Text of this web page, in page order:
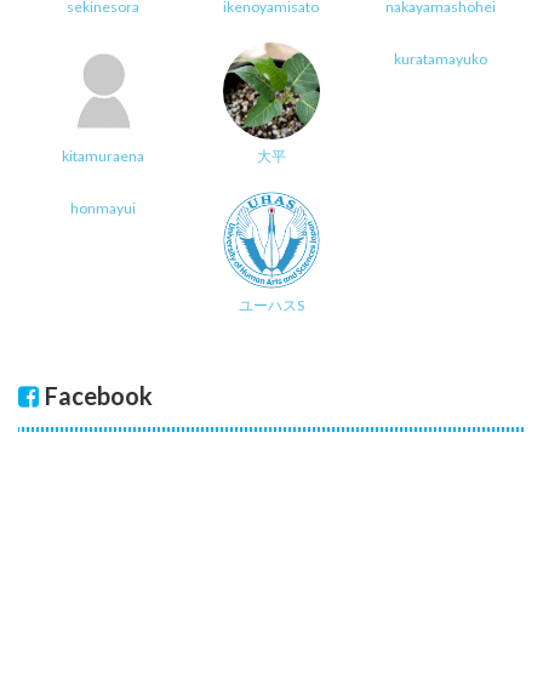
sekinesora ikenoyamisato nakayamashohei
kitamuraena 大平
kuratamayuko
honmayui
ユーハスS
Facebook